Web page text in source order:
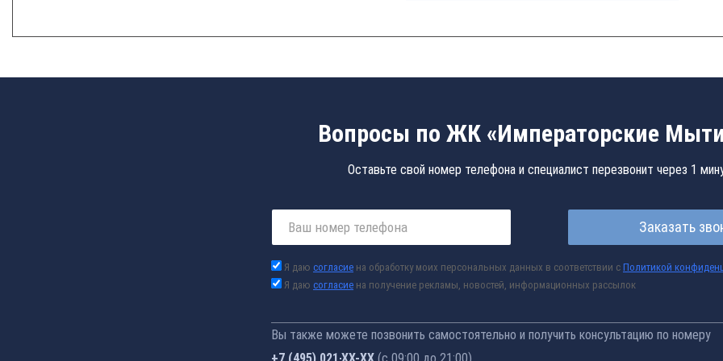
Вопросы по ЖК «Императорские
Оставьте свой номер телефона и специалист перезвонит через 1
Заказать
Я даю согласие на обработку моих персональных данных в соответствии с Политикой
Я даю согласие на получение рекламы, новостей, информационных рассылок
Вы также можете позвонить самостоятельно и получить консультацию по номеру